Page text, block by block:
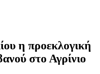
η προεκλογική
στο Αγρίνιο